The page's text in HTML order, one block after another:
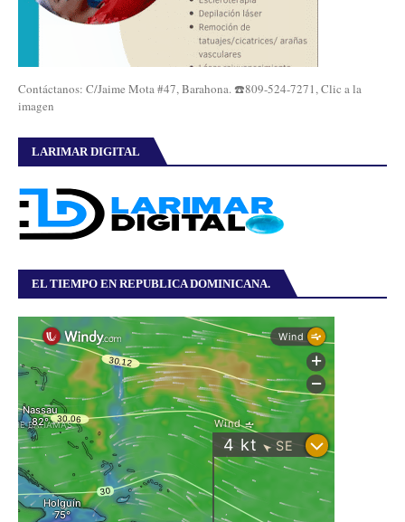
Contáctanos: C/Jaime Mota #47, Barahona. ☎️809-524-7271, Clic a la
imagen
LARIMAR DIGITAL
EL TIEMPO EN REPUBLICA DOMINICANA.